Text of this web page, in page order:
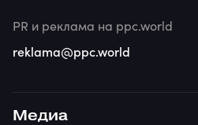
Медиа
PR и реклама на ppc.world
reklama@ppc.world